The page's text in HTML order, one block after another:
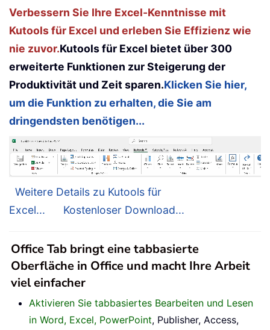
Verbessern Sie Ihre Excel-Kenntnisse mit
Kutools für Excel und erleben Sie Effizienz wie
nie zuvor.Kutools für Excel bietet über 300
erweiterte Funktionen zur Steigerung der
Produktivität und Zeit sparen.Klicken Sie hier,
um die Funktion zu erhalten, die Sie am
dringendsten benötigen...
Weitere Details zu Kutools für
Excel...
Kostenloser Download...
Office Tab bringt eine tabbasierte
Oberfläche in Office und macht Ihre Arbeit
viel einfacher
Aktivieren Sie tabbasiertes Bearbeiten und Lesen
in Word, Excel, PowerPoint, Publisher, Access,